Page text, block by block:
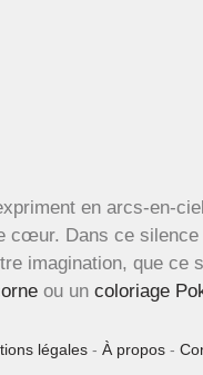
en arcs-en-
cœur. Dans ce
imagination, que ce
ou un coloriage
légales - À propos -